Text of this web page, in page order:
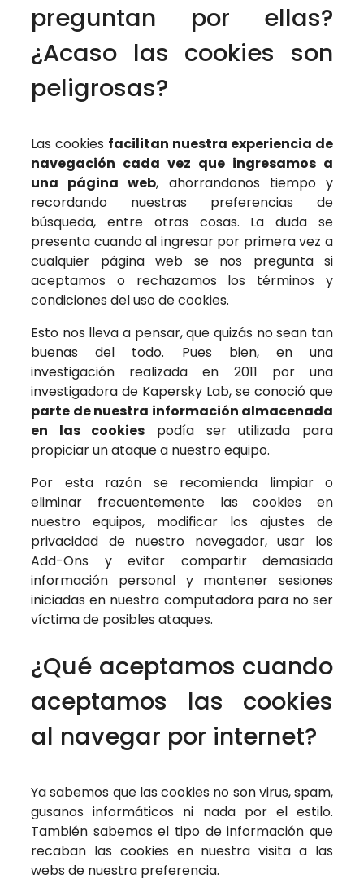
preguntan por ellas?
¿Acaso las cookies son
peligrosas?
Las cookies facilitan nuestra experiencia de
navegación cada vez que ingresamos a
una página web, ahorrandonos tiempo y
recordando nuestras preferencias de
búsqueda, entre otras cosas. La duda se
presenta cuando al ingresar por primera vez a
cualquier página web se nos pregunta si
aceptamos o rechazamos los términos y
condiciones del uso de cookies.
Esto nos lleva a pensar, que quizás no sean tan
buenas del todo. Pues bien, en una
investigación realizada en 2011 por una
investigadora de Kapersky Lab, se conoció que
parte de nuestra información almacenada
en las cookies podía ser utilizada para
propiciar un ataque a nuestro equipo.
Por esta razón se recomienda limpiar o
eliminar frecuentemente las cookies en
nuestro equipos, modificar los ajustes de
privacidad de nuestro navegador, usar los
Add-Ons y evitar compartir demasiada
información personal y mantener sesiones
iniciadas en nuestra computadora para no ser
víctima de posibles ataques.
¿Qué aceptamos cuando
aceptamos las cookies
al navegar por internet?
Ya sabemos que las cookies no son virus, spam,
gusanos informáticos ni nada por el estilo.
También sabemos el tipo de información que
recaban las cookies en nuestra visita a las
webs de nuestra preferencia.